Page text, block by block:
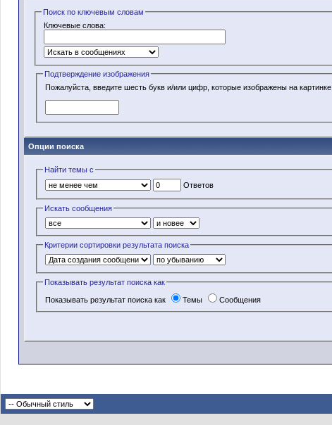
Поиск по ключевым словам
Ключевые слова:
Подтверждение изображения
Пожалуйста, введите шесть букв и/или цифр, которые изображены на картинке.
Опции поиска
Найти темы с
Ответов
Искать сообщения
Критерии сортировки результата поиска
Показывать результат поиска как
Показывать результат поиска как Темы Сообщения